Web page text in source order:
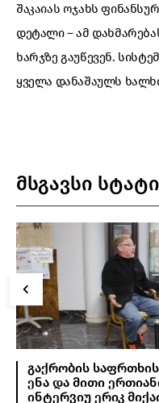
შაკაიას ოჯახს
დეტალი – ამ
ხარჯზე გაუწევენ.
ყველა დანაშაულს
მსგავსი
გაქრობის
ენა და მითი
ინტერვიუ ერიკ